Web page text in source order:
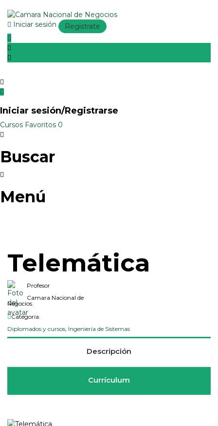
Iniciar sesión Registrate
Iniciar sesión/Registrarse
Cursos Favoritos 0
Buscar
Menú
Telemática
Profesor
Camara Nacional de
Negocios
Categoría:
Diplomados y cursos, Ingeniería de Sistemas
Descripción
Currículum